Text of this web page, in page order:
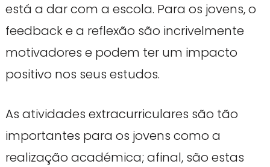
está a dar com a escola. Para os jovens, o
feedback e a reflexão são incrivelmente
motivadores e podem ter um impacto
positivo nos seus estudos.
As atividades extracurriculares são tão
importantes para os jovens como a
realização académica; afinal, são estas